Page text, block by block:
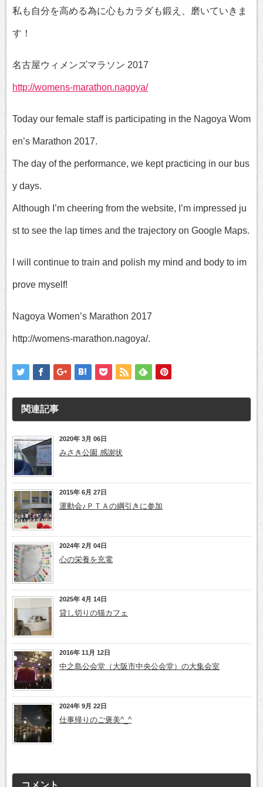
私も自分を高める為に心もカラダも鍛え、磨いていきま
す！
名古屋ウィメンズマラソン 2017
http://womens-marathon.nagoya/
Today our female staff is participating in the Nagoya Wom
en’s Marathon 2017.
The day of the performance, we kept practicing in our bus
y days.
Although I’m cheering from the website, I’m impressed ju
st to see the lap times and the trajectory on Google Maps.
I will continue to train and polish my mind and body to im
prove myself!
Nagoya Women’s Marathon 2017
http://womens-marathon.nagoya/.
関連記事
2020年 3月 06日
みさき公園 感謝状
2015年 6月 27日
運動会♪ＰＴＡの綱引きに参加
2024年 2月 04日
心の栄養を充電
2025年 4月 14日
貸し切りの猫カフェ
2016年 11月 12日
中之島公会堂（大阪市中央公会堂）の大集会室
2024年 9月 22日
仕事帰りのご褒美^_^
コメント